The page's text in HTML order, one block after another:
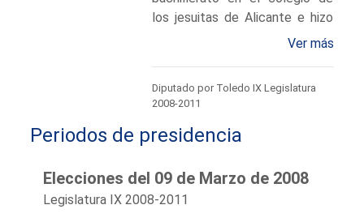
los jesuitas de Alicante e hizo
la carrera de Derecho en
Su temprana vocación política
diecinueve años en el Partido
Partido Socialista Popular
(PSP), que dirigía D. Enrique
Ver más
Diputado por Toledo IX Legislatura
2008-2011
Periodos de presidencia
Elecciones del 09 de Marzo de 2008
Legislatura IX 2008-2011